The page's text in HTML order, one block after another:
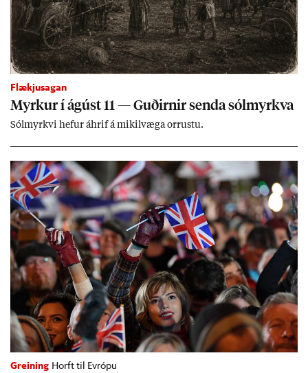
Flækjusagan
Myrk­ur í ág­úst 11 — Guð­irn­ir senda sól­myrkva
Sól­myrkvi hef­ur áhrif á mik­il­væga orr­ustu.
Greining Horft til Evrópu